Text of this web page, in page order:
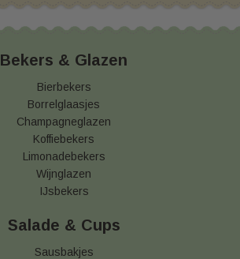
Bekers & Glazen
Bierbekers
Borrelglaasjes
Champagneglazen
Koffiebekers
Limonadebekers
Wijnglazen
IJsbekers
Salade & Cups
Sausbakjes